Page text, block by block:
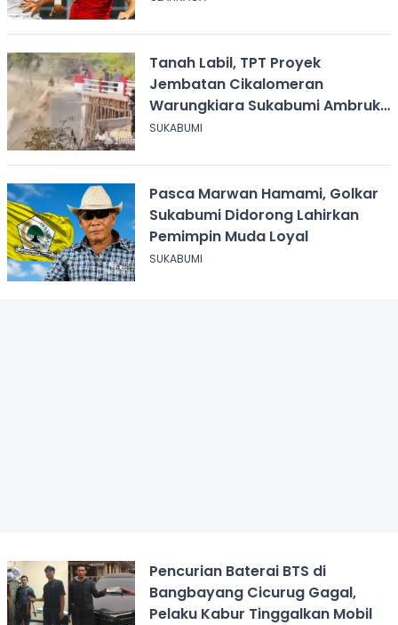
Tanah Labil, TPT Proyek
Jembatan Cikalomeran
Warungkiara Sukabumi Ambruk
Saat Pengurugan
SUKABUMI
Pasca Marwan Hamami, Golkar
Sukabumi Didorong Lahirkan
Pemimpin Muda Loyal
SUKABUMI
Pencurian Baterai BTS di
Bangbayang Cicurug Gagal,
Pelaku Kabur Tinggalkan Mobil